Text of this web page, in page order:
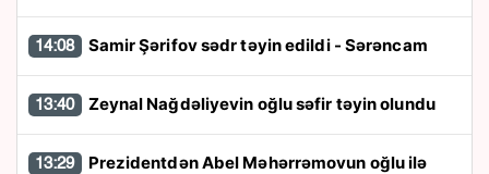
14:08 Samir Şərifov sədr təyin edildi - Sərəncam
13:40 Zeynal Nağdəliyevin oğlu səfir təyin olundu
13:29